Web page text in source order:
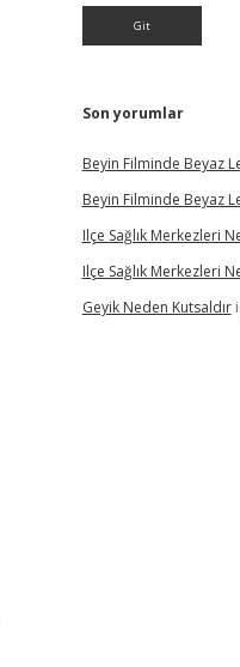
Son yorumlar
Beyin Filminde Beyaz
Beyin Filminde Beyaz
Ilçe Sağlık Merkezleri
Ilçe Sağlık Merkezleri
Geyik Neden Kutsaldır